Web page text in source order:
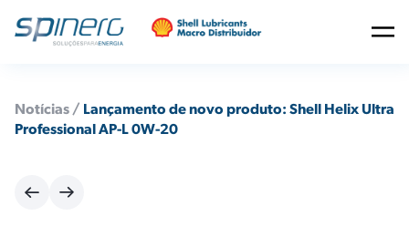
Notícias / Lançamento de novo produto: Shell Helix Ultra
Professional AP-L 0W-20